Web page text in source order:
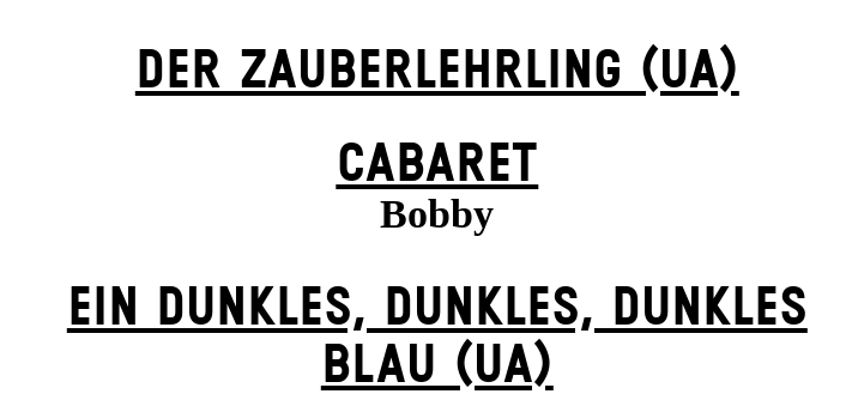
DER ZAUBER­LEHRLING (UA)
CABARET
Bobby
EIN DUNK­LES, DUNK­LES, DUNK­LES
BLAU (UA)